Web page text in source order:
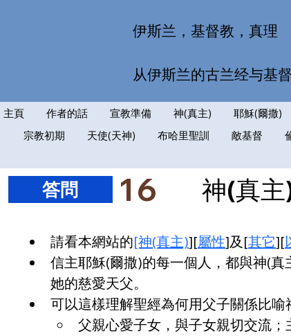
伊斯兰，基督教，真理
从伊斯兰的古兰经与基
主頁 作者的話 宣教準備 神(真主) 耶穌(爾撒)
宗教初期
天使(天神) 布哈里聖訓 敵基督
神(真主
16
​答問
請看本網站的[神(真主)][屬性]及[其它][
信主耶穌(爾撒)的每一個人，都與神(
她的慈愛天父。
可以這樣理解聖經為何用父子關係比
父親心愛子女，與子女親切交流；